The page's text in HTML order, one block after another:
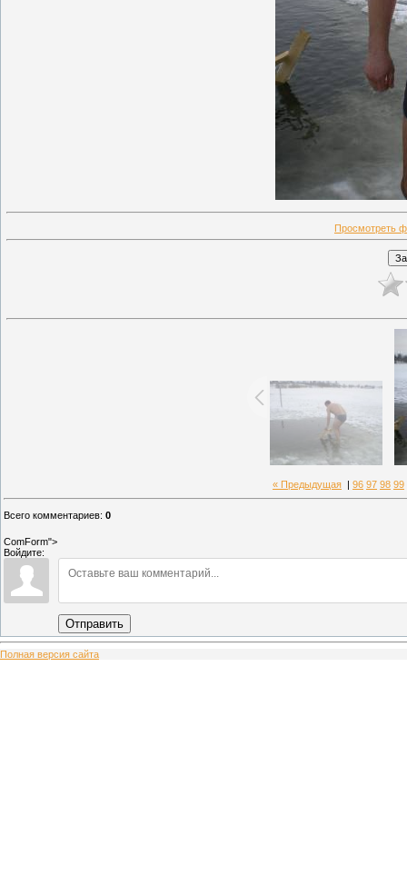
Просмотреть
« Предыдущая 96 97 98 99
Всего комментариев: 0
ComForm">
Войдите:
Отправить
Полная версия сайта